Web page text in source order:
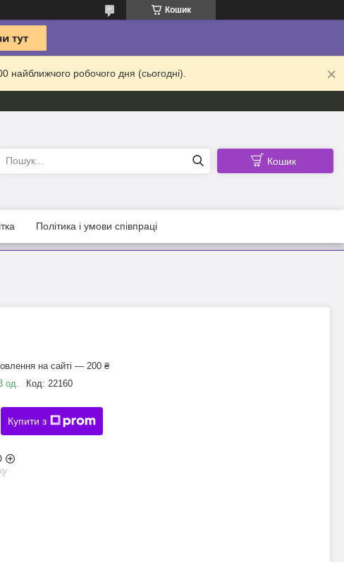
Кошик
найближчого робочого дня (сьогодні).
Кошик
Політика і умови співпраці
на сайті — 200 ₴
од.
Код: 22160
Купити з